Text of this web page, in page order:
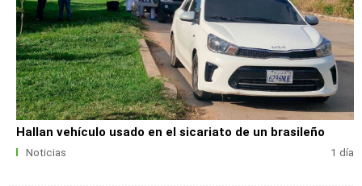
Hallan vehículo usado en el sicariato de un brasileño
Noticias 1 día